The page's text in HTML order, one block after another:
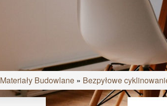
Materiały Budowlane » Bezpyłowe